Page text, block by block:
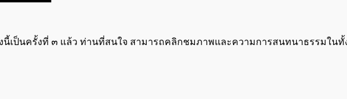
เป็นครั้งที่ ๓ แล้ว ท่านที่สนใจ สามารถคลิกชมภาพและความการสนทนาธรรมในทั้